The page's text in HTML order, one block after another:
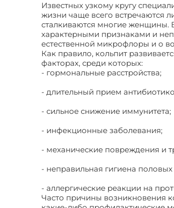
Известных узкому кругу
жизни чаще всего встречаются
сталкиваются многие женщины.
характерными признаками и
естественной микрофлоры и о
Как правило, кольпит
факторах, среди которых:
- гормональные расстройства;
- длительный прием
- сильное снижение иммунитета;
- инфекционные заболевания;
- механические повреждения и
- неправильная гигиена
- аллергические реакции на
Часто причины возникновения